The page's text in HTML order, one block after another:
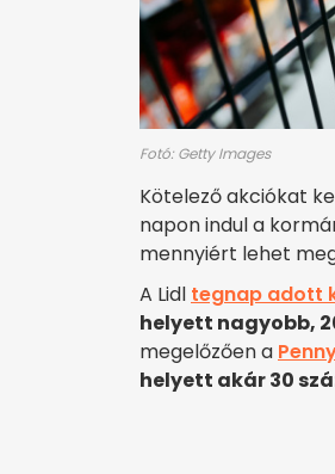
Fotó: Getty Images
Kötelező akciókat
napon indul a
mennyiért lehet
A Lidl tegnap adott
helyett nagyobb,
megelőzően a
helyett akár 30